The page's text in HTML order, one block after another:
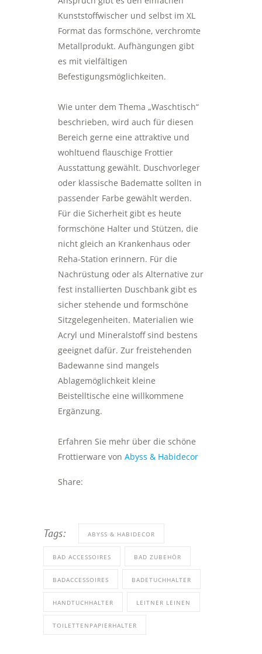
Kunststoffwischer und selbst im XL
Format das formschöne, verchromte
Metallprodukt. Aufhängungen gibt
es mit vielfältigen
Befestigungsmöglichkeiten.
Wie unter dem Thema „Waschtisch“
beschrieben, wird auch für diesen
Bereich gerne eine attraktive und
wohltuend flauschige Frottier
Ausstattung gewählt. Duschvorleger
oder klassische Badematte sollten in
passender Farbe gewählt werden.
Für die Sicherheit gibt es heute
formschöne Halter und Stützen, die
nicht gleich an Krankenhaus oder
Reha-Station erinnern. Für die
Nachrüstung oder als Alternative zur
fest installierten Duschbank gibt es
sicher stehende und formschöne
Sitzgelegenheiten. Materialien wie
Acryl und Mineralstoff sind bestens
geeignet dafür. Zur freistehenden
Badewanne sind mangels
Ablagemöglichkeit kleine
Beistelltische eine willkommene
Ergänzung.
Erfahren Sie mehr über die schöne
Frottierware von Abyss & Habidecor
Share:
Tags: ABYSS & HABIDECOR
BAD ACCESSOIRES BAD ZUBEHÖR
BADACCESSOIRES BADETUCHHALTER
HANDTUCHHALTER LEITNER LEINEN
TOILETTENPAPIERHALTER